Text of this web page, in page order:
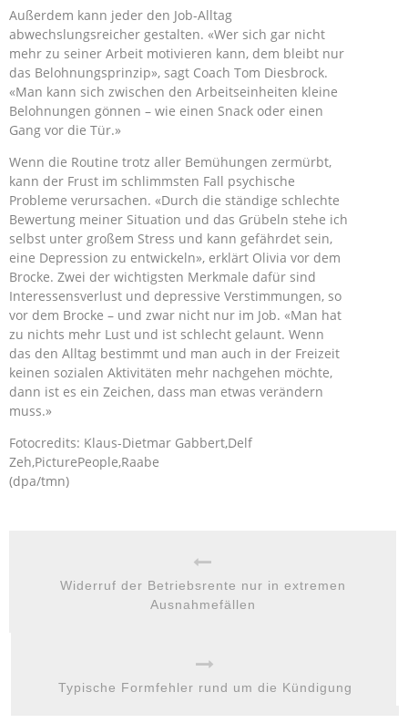
Außerdem kann jeder den Job-Alltag
abwechslungsreicher gestalten. «Wer sich gar nicht
mehr zu seiner Arbeit motivieren kann, dem bleibt nur
das Belohnungsprinzip», sagt Coach Tom Diesbrock.
«Man kann sich zwischen den Arbeitseinheiten kleine
Belohnungen gönnen – wie einen Snack oder einen
Gang vor die Tür.»
Wenn die Routine trotz aller Bemühungen zermürbt,
kann der Frust im schlimmsten Fall psychische
Probleme verursachen. «Durch die ständige schlechte
Bewertung meiner Situation und das Grübeln stehe ich
selbst unter großem Stress und kann gefährdet sein,
eine Depression zu entwickeln», erklärt Olivia vor dem
Brocke. Zwei der wichtigsten Merkmale dafür sind
Interessensverlust und depressive Verstimmungen, so
vor dem Brocke – und zwar nicht nur im Job. «Man hat
zu nichts mehr Lust und ist schlecht gelaunt. Wenn
das den Alltag bestimmt und man auch in der Freizeit
keinen sozialen Aktivitäten mehr nachgehen möchte,
dann ist es ein Zeichen, dass man etwas verändern
muss.»
Fotocredits: Klaus-Dietmar Gabbert,Delf
Zeh,PicturePeople,Raabe
(dpa/tmn)
Widerruf der Betriebsrente nur in extremen
Ausnahmefällen
Typische Formfehler rund um die Kündigung